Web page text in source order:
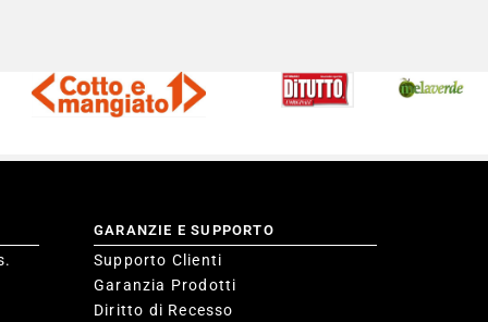
GARANZIE E SUPPORTO
Supporto Clienti
Garanzia Prodotti
Diritto di Recesso